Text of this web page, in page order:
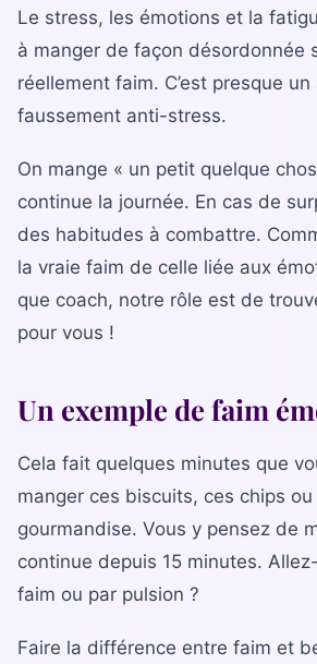
La Diet Box
Minimag
FRANCHISE
Devenez franchisé(e)
Nos centres
Contact
Le stress, les émotions et la
à manger de façon désordonnée
réellement faim. C’est presque
faussement anti-stress.
On mange « un petit quelque
continue la journée. En cas de
des habitudes à combattre.
la vraie faim de celle liée aux
que coach, notre rôle est de
pour vous !
Un exemple de faim
Cela fait quelques minutes que
manger ces biscuits, ces chips
gourmandise. Vous y pensez de
continue depuis 15 minutes.
faim ou par pulsion ?
Faire la différence entre faim et